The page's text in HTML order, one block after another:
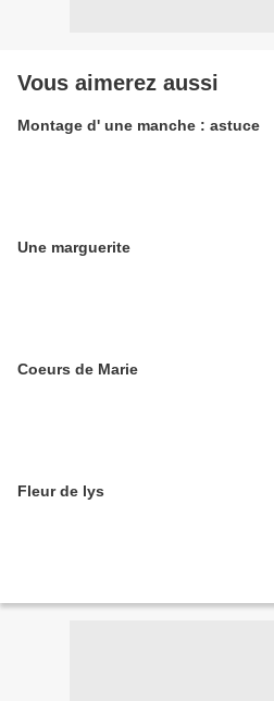
Vous aimerez aussi
Montage d' une manche : astuce
Une marguerite
Coeurs de Marie
Fleur de lys